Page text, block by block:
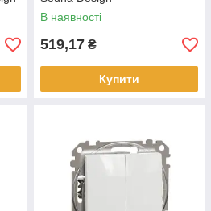
В наявності
519,17 ₴
Купити